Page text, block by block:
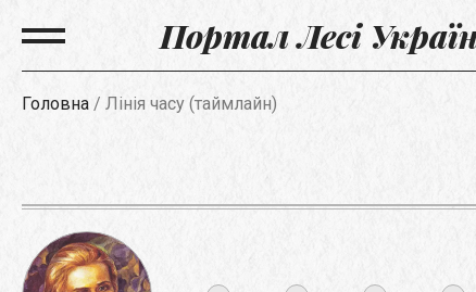
Портал Лесі
Головна / Лінія часу (таймлайн)